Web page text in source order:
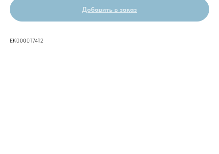
Добавить в заказ
ЕК000017412